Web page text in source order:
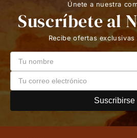
Únete a nuestra
Suscríbete al
Recibe ofertas exclusivas
Suscribirse